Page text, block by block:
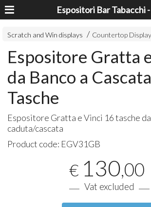
Scratch and Win displays Countertop
Espositore Gratta
da Banco a
Tasche
Espositore Gratta e Vinci 16 tasche
caduta/cascata
Product code: EGV31GB
€ 130,00
Vat excluded